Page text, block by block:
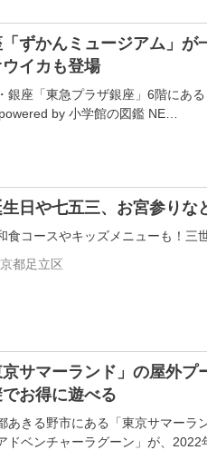
「ずかんミュージアム」
イカも登場
銀座「東急プラザ銀座」6階にあ
by 小学館の図鑑 NE…
日や七五三、お宮参りな
食コースやキッズメニューも！三
都足立区
京サマーランド」の屋外
でお得に遊べる
あきる野市にある「東京サマーラ
ドベンチャーラグーン」が、2022